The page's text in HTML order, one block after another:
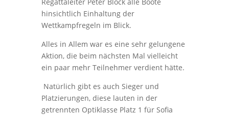
hinsichtlich Einhaltung der
Wettkampfregeln im Blick.
Alles in Allem war es eine sehr gelungene
Aktion, die beim nächsten Mal vielleicht
ein paar mehr Teilnehmer verdient hätte.
Natürlich gibt es auch Sieger und
Platzierungen, diese lauten in der
getrennten Optiklasse Platz 1 für Sofia